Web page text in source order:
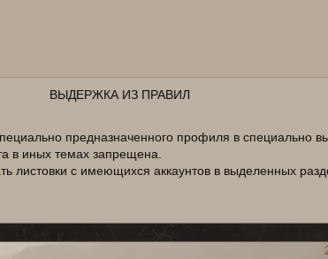
ВЫДЕРЖКА ИЗ ПРАВИЛ
предназначенного профиля в специально
в иных темах запрещена.
листовки с имеющихся аккаунтов в выделенных